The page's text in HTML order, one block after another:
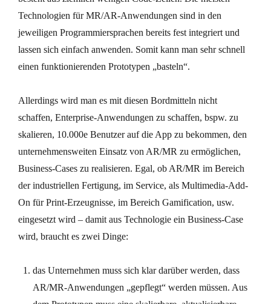
Technologien für MR/AR-Anwendungen sind in den
jeweiligen Programmiersprachen bereits fest integriert und
lassen sich einfach anwenden. Somit kann man sehr schnell
einen funktionierenden Prototypen „basteln“.
Allerdings wird man es mit diesen Bordmitteln nicht
schaffen, Enterprise-Anwendungen zu schaffen, bspw. zu
skalieren, 10.000e Benutzer auf die App zu bekommen, den
unternehmensweiten Einsatz von AR/MR zu ermöglichen,
Business-Cases zu realisieren. Egal, ob AR/MR im Bereich
der industriellen Fertigung, im Service, als Multimedia-Add-
On für Print-Erzeugnisse, im Bereich Gamification, usw.
eingesetzt wird – damit aus Technologie ein Business-Case
wird, braucht es zwei Dinge:
das Unternehmen muss sich klar darüber werden, dass
AR/MR-Anwendungen „gepflegt“ werden müssen. Aus